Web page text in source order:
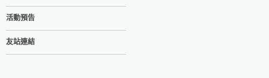
活動預告
友站連結